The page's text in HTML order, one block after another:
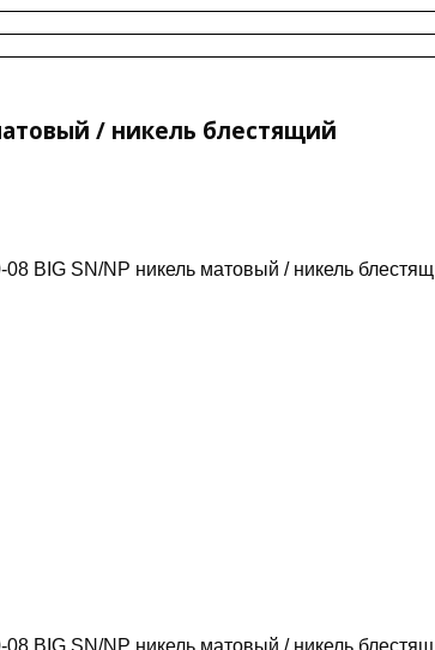
/ никель блестящий
BIG SN/NP никель матовый / никель
BIG SN/NP никель матовый / никель